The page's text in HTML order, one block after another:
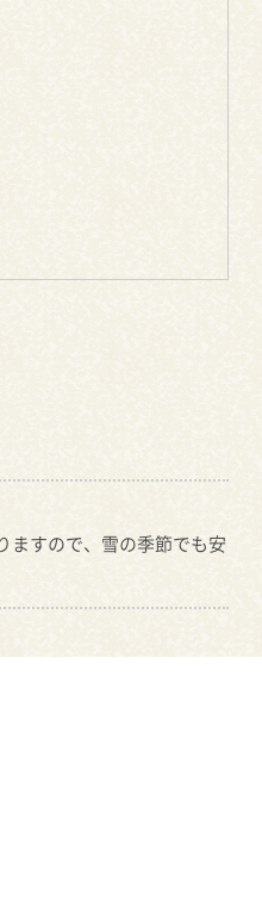
ますので、雪の季節でも安